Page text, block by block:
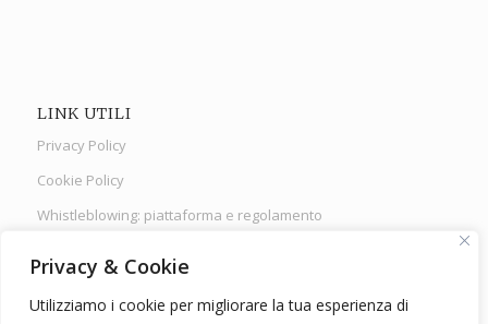
Privacy & Cookie
Utilizziamo i cookie per migliorare la tua esperienza di
LINK UTILI
Privacy Policy
Cookie Policy
Whistleblowing: piattaforma e regolamento